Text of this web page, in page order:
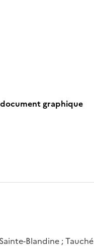
graphique
Blandine ; Tauché